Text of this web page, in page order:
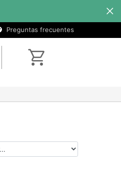
Preguntas frecuentes